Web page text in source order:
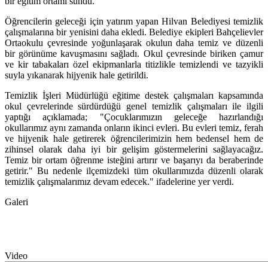
Öğrencilerin geleceği için yatırım yapan Hilvan Belediyesi temizlik
çalışmalarına bir yenisini daha ekledi. Belediye ekipleri Bahçelievler
Ortaokulu çevresinde yoğunlaşarak okulun daha temiz ve düzenli
bir görünüme kavuşmasını sağladı. Okul çevresinde biriken çamur
ve kir tabakaları özel ekipmanlarla titizlikle temizlendi ve tazyikli
suyla yıkanarak hijyenik hale getirildi.
Temizlik İşleri Müdürlüğü eğitime destek çalışmaları kapsamında
okul çevrelerinde sürdürdüğü genel temizlik çalışmaları ile ilgili
yaptığı açıklamada; "Çocuklarımızın geleceğe hazırlandığı
okullarımız aynı zamanda onların ikinci evleri. Bu evleri temiz, ferah
ve hijyenik hale getirerek öğrencilerimizin hem bedensel hem de
zihinsel olarak daha iyi bir gelişim göstermelerini sağlayacağız.
Temiz bir ortam öğrenme isteğini artırır ve başarıyı da beraberinde
getirir." Bu nedenle ilçemizdeki tüm okullarımızda düzenli olarak
temizlik çalışmalarımız devam edecek." ifadelerine yer verdi.
Galeri
Video